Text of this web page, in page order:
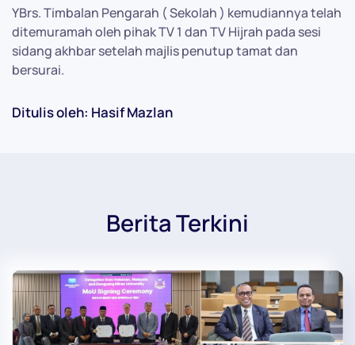
YBrs. Timbalan Pengarah ( Sekolah ) kemudiannya telah
ditemuramah oleh pihak TV 1 dan TV Hijrah pada sesi
sidang akhbar setelah majlis penutup tamat dan
bersurai.
Ditulis oleh: Hasif Mazlan
Berita Terkini